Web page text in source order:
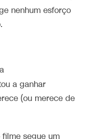
nenhum esforço
a ganhar
(ou merece de
segue um